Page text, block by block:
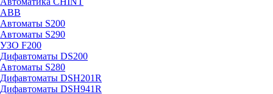
ABB
Автоматы S200
Автоматы S290
УЗО F200
Дифавтоматы DS200
Автоматы S280
Дифавтоматы DSH201R
Дифавтоматы DSH941R